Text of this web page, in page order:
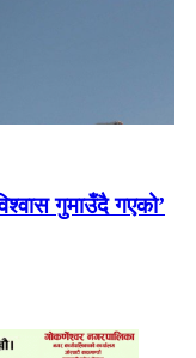
गुमाउँदै गएको’